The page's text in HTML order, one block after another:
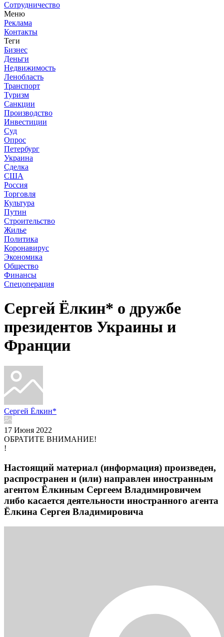
Сотрудничество
Меню
Реклама
Контакты
Теги
Бизнес
Деньги
Недвижимость
Ленобласть
Транспорт
Туризм
Санкции
Производство
Инвестиции
Суд
Опрос
Петербург
Украина
Сделка
США
Россия
Торговля
Культура
Путин
Строительство
Жилье
Политика
Коронавирус
Экономика
Общество
Финансы
Спецоперация
Сергей Ёлкин* о дружбе
президентов Украины и
Франции
Сергей Ёлкин*
17 Июня 2022
ОБРАТИТЕ ВНИМАНИЕ!
!
Настоящий материал (информация) произведен,
распространен и (или) направлен иностранным
агентом Ёлкиным Сергеем Владимировичем
либо касается деятельности иностранного агента
Ёлкина Сергея Владимировича